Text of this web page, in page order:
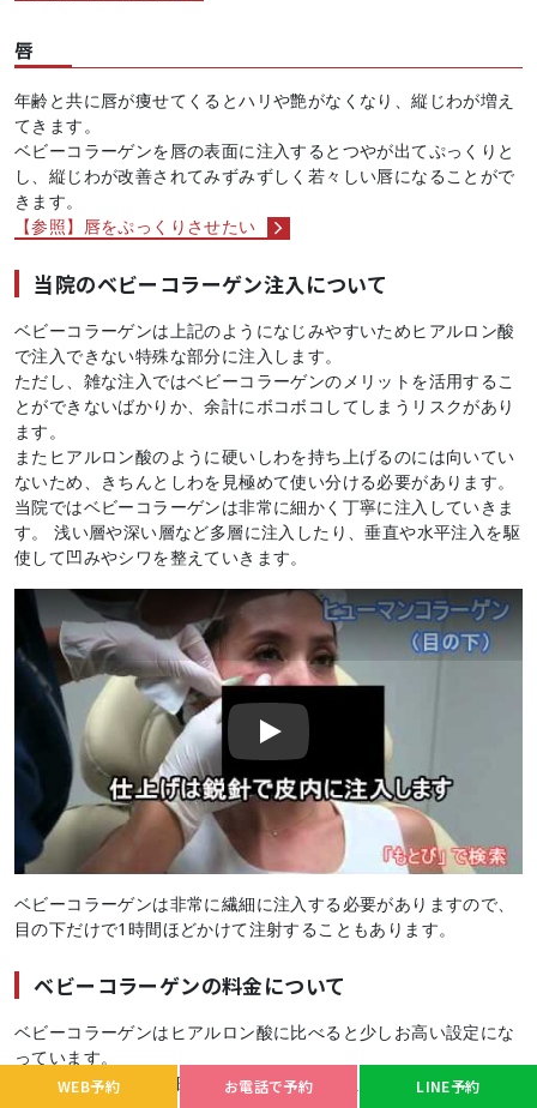
唇
年齢と共に唇が痩せてくるとハリや艶がなくなり、縦じわが増え
てきます。
ベビーコラーゲンを唇の表面に注入するとつやが出てぷっくりと
し、縦じわが改善されてみずみずしく若々しい唇になることがで
きます。
【参照】唇をぷっくりさせたい
当院のベビーコラーゲン注入について
ベビーコラーゲンは上記のようになじみやすいためヒアルロン酸
で注入できない特殊な部分に注入します。
ただし、雑な注入ではベビーコラーゲンのメリットを活用するこ
とができないばかりか、余計にボコボコしてしまうリスクがあり
ます。
またヒアルロン酸のように硬いしわを持ち上げるのには向いてい
ないため、きちんとしわを見極めて使い分ける必要があります。
当院ではベビーコラーゲンは非常に細かく丁寧に注入していきま
す。 浅い層や深い層など多層に注入したり、垂直や水平注入を駆
使して凹みやシワを整えていきます。
Play
ベビーコラーゲンは非常に繊細に注入する必要がありますので、
目の下だけで1時間ほどかけて注射することもあります。
ベビーコラーゲンの料金について
ベビーコラーゲンはヒアルロン酸に比べると少しお高い設定にな
っています。
ただし、注入する繊細さや労力、時間を考えますとヒアルロン酸
WEB予約 お電話で予約 LINE予約